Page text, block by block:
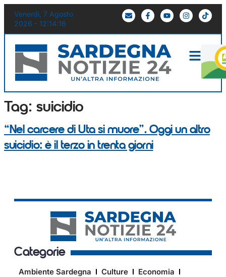
Venerdì, 7 Agosto
2026 - 12:14:16
Tag: suicidio
“Nel carcere di Uta si muore”. Oggi un altro
suicidio: è il terzo in trenta giorni
Categorie
Ambiente Sardegna Culture
Economia